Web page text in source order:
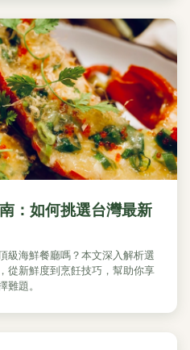
：如何挑選台灣最新
級海鮮餐廳嗎？本文深入解析選
從新鮮度到烹飪技巧，幫助你享
題。